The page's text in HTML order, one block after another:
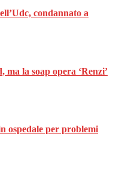
condannato a
la soap opera ‘Renzi’
ospedale per problemi